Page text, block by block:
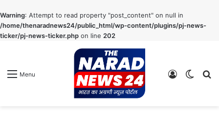
Warning: Attempt to read property "post_content" on null in
/home/thenaradnews24/public_html/wp-content/plugins/pj-news-
ticker/pj-news-ticker.php on line 202
Menu
Switch
Log